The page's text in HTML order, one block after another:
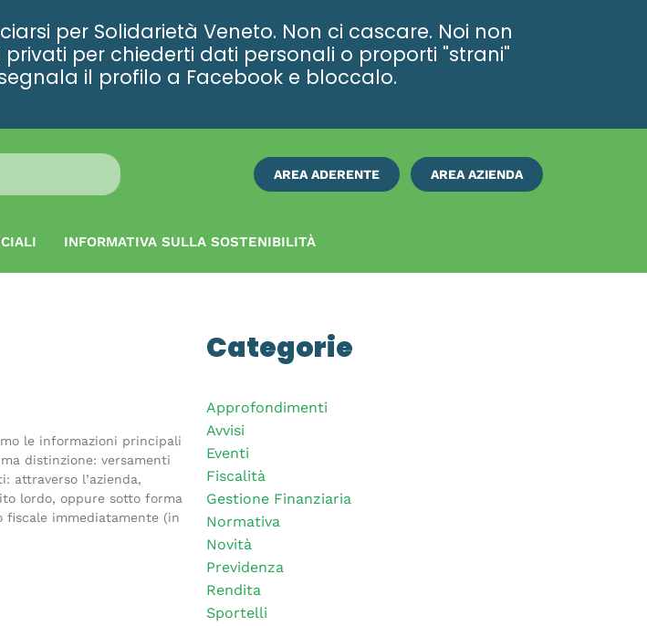
per Solidarietà Veneto. Non ci cascare. Noi non
per chiederti dati personali o proporti "strani"
il profilo a Facebook e bloccalo.
AREA ADERENTE AREA AZIENDA
INFORMATIVA SULLA SOSTENIBILITÀ
ISCRIVITI
le informazioni principali
distinzione: versamenti
attraverso l’azienda,
lordo, oppure sotto forma
fiscale immediatamente (in
Categorie
Approfondimenti
Avvisi
Eventi
Fiscalità
Gestione Finanziaria
Normativa
Novità
Previdenza
Rendita
Sportelli